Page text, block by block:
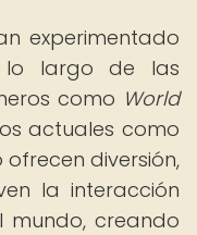
experimentado
lo largo de las
como World
actuales como
ofrecen diversión,
la interacción
creando